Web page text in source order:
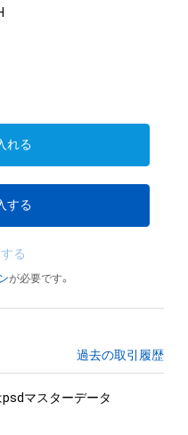
れる
する
る
が必要です。
過去の取引履歴
マスターデータ